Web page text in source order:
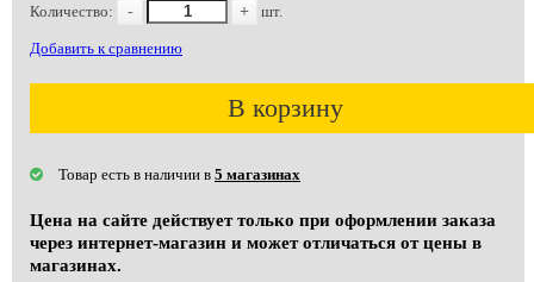
Количество: - + шт.
Добавить к сравнению
В корзину
Товар есть в наличии в 5 магазинах
Цена на сайте действует только при оформлении заказа
через интернет-магазин и может отличаться от цены в
магазинах.